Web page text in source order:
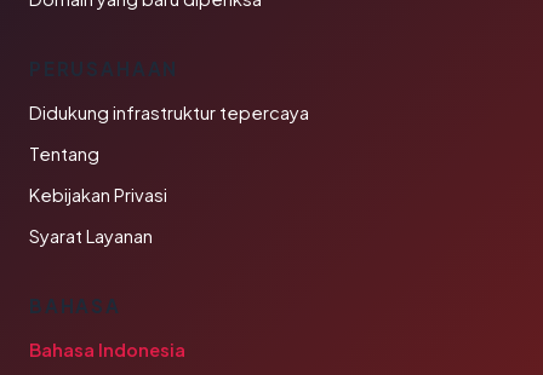
PERUSAHAAN
Didukung infrastruktur tepercaya
Tentang
Kebijakan Privasi
Syarat Layanan
BAHASA
Bahasa Indonesia